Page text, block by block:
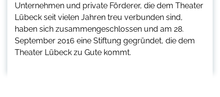
Unternehmen und private Förderer, die dem Theater
Lübeck seit vielen Jahren treu verbunden sind,
haben sich zusammengeschlossen und am 28.
September 2016 eine Stiftung gegründet, die dem
Theater Lübeck zu Gute kommt.